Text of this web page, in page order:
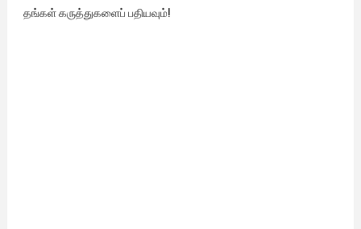
தங்கள் கருத்துகளைப் பதியவும்!